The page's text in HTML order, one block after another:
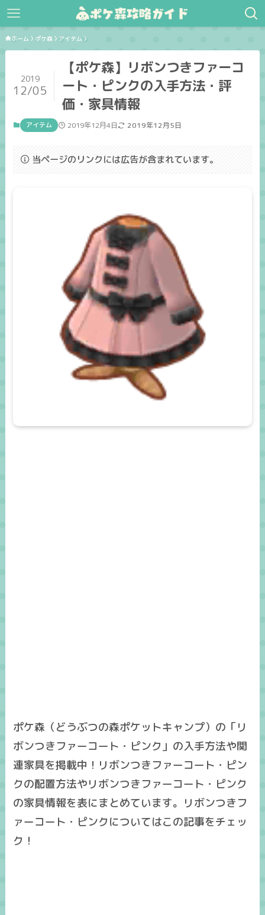
ホーム ポケ森 アイテム
【ポケ森】リボンつきファーコ
ート・ピンクの入手方法・評
価・家具情報
2019
12/05
アイテム 2019年12月4日 2019年12月5日
当ページのリンクには広告が含まれています。
ポケ森（どうぶつの森ポケットキャンプ）の「リ
ボンつきファーコート・ピンク」の入手方法や関
連家具を掲載中！リボンつきファーコート・ピン
クの配置方法やリボンつきファーコート・ピンク
の家具情報を表にまとめています。リボンつきフ
ァーコート・ピンクについてはこの記事をチェッ
ク！